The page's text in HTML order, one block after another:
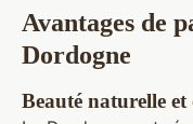
Avantages de
Dordogne
Beauté naturelle